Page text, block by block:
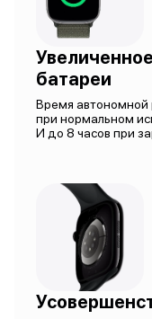
батареи
Время автономной
при нормальном
И до 8 часов при